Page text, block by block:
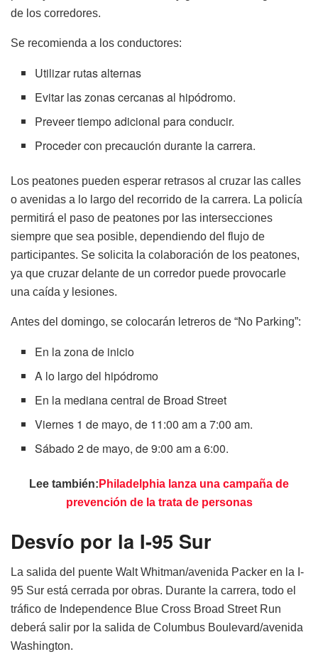
de los corredores.
Se recomienda a los conductores:
Utilizar rutas alternas
Evitar las zonas cercanas al hipódromo.
Preveer tiempo adicional para conducir.
Proceder con precaución durante la carrera.
Los peatones pueden esperar retrasos al cruzar las calles
o avenidas a lo largo del recorrido de la carrera. La policía
permitirá el paso de peatones por las intersecciones
siempre que sea posible, dependiendo del flujo de
participantes. Se solicita la colaboración de los peatones,
ya que cruzar delante de un corredor puede provocarle
una caída y lesiones.
Antes del domingo, se colocarán letreros de “No Parking”:
En la zona de inicio
A lo largo del hipódromo
En la mediana central de Broad Street
Viernes 1 de mayo, de 11:00 am a 7:00 am.
Sábado 2 de mayo, de 9:00 am a 6:00.
Lee también: Philadelphia lanza una campaña de
prevención de la trata de personas
Desvío por la I-95 Sur
La salida del puente Walt Whitman/avenida Packer en la I-
95 Sur está cerrada por obras. Durante la carrera, todo el
tráfico de Independence Blue Cross Broad Street Run
deberá salir por la salida de Columbus Boulevard/avenida
Washington.